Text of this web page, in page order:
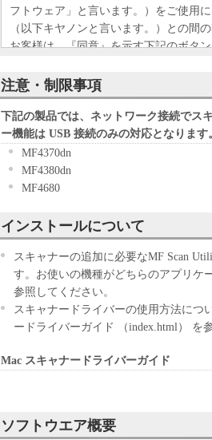
フトウェア」と言います。）をご使用
（以下キヤノンと言います。）との間の
お客様は、『同意』を示す下記のボタ
す。
お客様が本契約書に同意できない場合
きません。
１．許諾
(1) キヤノンは、お客様が「キヤノン製
ン製品」に直接またはネットワークを
下「指定機器」と言います。）におい
すること、またはコンピューターにお
しくは実行することのいずれも含むも
お客様に対して許諾します。お客様は
て接続されたコンピューター上で、か
ソフトウェア」を使用させることがで
に本契約書上の義務および条件を遵守
負うことを条件とします。
ップとして、「本ソフトウェア」を１
(3) 上記(1)および(2)に定める場合を除
ーのいかなる知的財産権も、明示たる
お客様に譲渡あるいは許諾されるもの
注意・制限事項
下記の製品では、ネットワーク接続でス
ー機能は USB 接続のみの対応となります。
MF4370dn
MF4380dn
MF4680
インストールについて
スキャナーの追加に必要なMF Scan
す。お使いの機種がどちらのアプリケ
参照してください。
スキャナードライバーの使用方法につ
ードライバーガイド （index.html） を
Mac スキャナードライバーガイド
ソフトウエア概要